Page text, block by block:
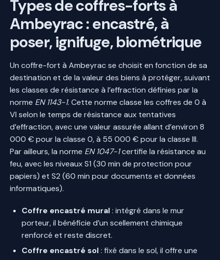
Types de coffres-forts à
Ambeyrac : encastré, à
poser, ignifuge, biométrique
Un coffre-fort à Ambeyrac se choisit en fonction de sa
destination et de la valeur des biens à protéger, suivant
les classes de résistance à l’effraction définies par la
norme EN 1143-1. Cette norme classe les coffres de 0 à
VI selon le temps de résistance aux tentatives
d’effraction, avec une valeur assurée allant d’environ 8
000 € pour la classe 0, à 55 000 € pour la classe III.
Par ailleurs, la norme EN 1047-1certifie la résistance au
feu, avec les niveaux S1 (30 min de protection pour
papiers) et S2 (60 min pour documents et données
informatiques).
Coffre encastré mural: intégré dans le mur
porteur, il bénéficie d’un scellement chimique
renforcé et reste discret.
Coffre encastré sol: fixé dans le sol, il offre une